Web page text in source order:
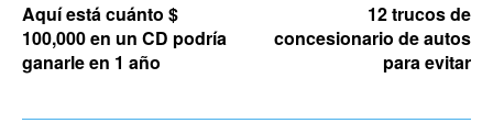
Aquí está cuánto $
100,000 en un CD podría
ganarle en 1 año
12 trucos de
concesionario de autos
para evitar